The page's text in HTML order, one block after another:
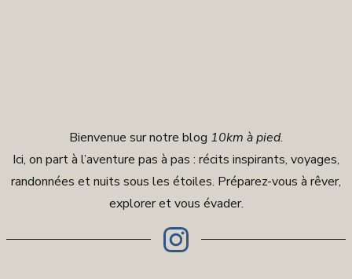
Bienvenue sur notre blog 10km à pied.
Ici, on part à l’aventure pas à pas : récits inspirants, voyages,
randonnées et nuits sous les étoiles. Préparez-vous à rêver,
explorer et vous évader.